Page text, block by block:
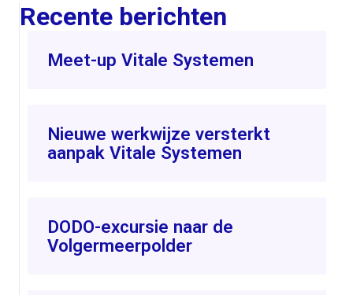
Recente berichten
Meet-up Vitale Systemen
Nieuwe werkwijze versterkt
aanpak Vitale Systemen
DODO-excursie naar de
Volgermeerpolder